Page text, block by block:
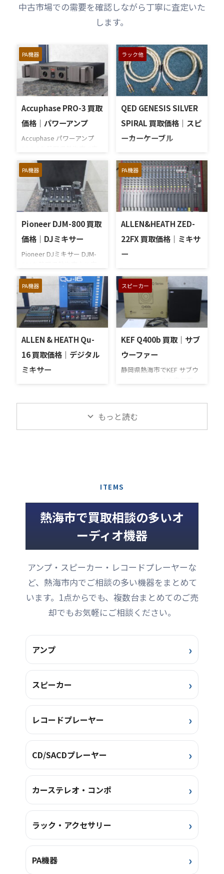
中古市場での需要を確認しながら丁寧に査定いた
します。
PA機器
Accuphase PRO-3 買取
価格｜パワーアンプ
Accuphase パワーアンプ
価買い取りさせていただき
ました。Accuphaseが作る
業務用パワーアンプです。
全段プッシュプル構成にな
っており十分なパワーを得
つつもこのシリーズで唯一
ファンをなくし自然空冷で
を気にするスタジオなどに
は適材と思われます。サイ
で現場に持っていくのにも
場所を選びません。この前
の持ち主の方は町内の放送
担当をされていたそうで、
イベントがあるときなど自
前の機材を持ち運んで会場
に音を届けていたようです
ラック他
QED GENESIS SILVER
SPIRAL 買取価格｜スピ
ーカーケーブル
QED スピーカーケーブル
GENESIS SILVER SPIRALを静
岡県熱海市より宅配買取さ
せていただきました。宅配
買取は当社に商品を送るだ
けの簡単査定で、お手軽に
だいております。商品を発
送の後、当社にて査定いた
たら査定額を銀行口座にお
振込みいたします。簡単お
手軽の宅配買取をぜひご利
用ください。さて、本商品
は99.999%無酸素銅導体を
それぞれ独立した9つの束に
することで、驚異的に低い
本組で長さは約193cmで、
端子はバナナプ ...
PA機器
Pioneer DJM-800 買取
価格｜DJミキサー
Pioneer DJミキサー DJM-
配買取させていただきまし
た。小さな物や、1個だけの
もの。持ち込みたいけど時
間が無くて店舗に持ち込め
ない・・・。とお考えの時
は、お手軽便利な宅配買取
がお勧めです。商品を送っ
けの簡単査定です。商談が
成立しましたら、銀行口座
お申込みください。 本商品
は24bit/96kHzサンプリング
高音質化を実現したDJミキ
PA機器
ALLEN&HEATH ZED-
22FX 買取価格｜ミキサ
ー
ALLEN&HEATH ミキサー
ZED-22FXを静岡県熱海市で
高価買い取りさせていただ
きました。本商品は、実際
にイベント会場で使用され
ていました。使用による小
使用には差し支えありませ
ん。システムに繋いで動作
ッチ、各ツマミ、各スライ
ダー、各端子にに問題はあ
マミやスライダーにガリは
無く、欠品もありませんで
PA機器
ALLEN & HEATH Qu-
16 買取価格｜デジタル
ミキサー
ALLEN & HEATH デジタルミ
市より宅配買取させていた
だきました。宅配買取は当
らわなくても・・・といっ
た場合など、お気軽にご利
用ください。さて、本商品
は購入後あまり使われるこ
となく保管されていまし
た。使用回数の少ない美品
のコンディションです。商
品の状態もよく、スライダ
ーや各 ...
スピーカー
KEF Q400b 買取｜サブ
ウーファー
静岡県熱海市でKEF サブウ
た。サブウーファーにして
はコンパクトな造りです
が、小さくてもパワフルな
サウンドを鳴らします。本
な極美品です。元箱・取扱
備品も揃っています。使用
感もほとんど感じられませ
ています。システムに繋い
で動作確認をしましたが、
ます。背面の各端子やボリ
ューム調整ノブなど、どれ
もっと読む
ITEMS
熱海市で買取相談の多いオ
ーディオ機器
アンプ・スピーカー・レコードプレーヤーな
ど、熱海市内でご相談の多い機器をまとめて
います。1点からでも、複数台まとめてのご売
却でもお気軽にご相談ください。
アンプ
スピーカー
レコードプレーヤー
CD/SACDプレーヤー
カーステレオ・コンポ
ラック・アクセサリー
PA機器